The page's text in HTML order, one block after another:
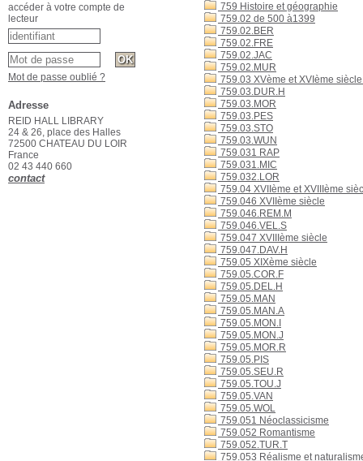
759 Histoire et géographie
759.02 de 500 à1399
759.02.BER
759.02.FRE
759.02.JAC
759.02.MUR
759.03 XVème et XVIème
759.03.DUR.H
759.03.MOR
759.03.PES
759.03.STO
759.03.WUN
759.031 RAP
759.031.MIC
759.032.LOR
759.04 XVIIème et XVIIIème
759.046 XVIIème siècle
759.046.REM.M
759.046.VEL.S
759.047 XVIIIème siècle
759.047.DAV.H
759.05 XIXème siècle
759.05.COR.F
759.05.DEL.H
759.05.MAN
759.05.MAN.A
759.05.MON.I
759.05.MON.J
759.05.MOR.R
759.05.PIS
759.05.SEU.R
759.05.TOU.J
759.05.VAN
759.05.WOL
759.051 Néoclassicisme
759.052 Romantisme
759.052.TUR.T
759.053 Réalisme et
accéder à votre compte de
lecteur
Mot de passe oublié ?
Adresse
REID HALL LIBRARY
24 & 26, place des Halles
72500 CHATEAU DU LOIR
France
02 43 440 660
contact